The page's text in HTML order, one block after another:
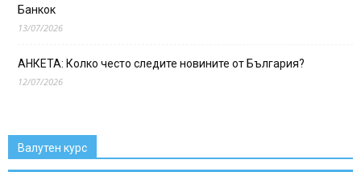
Банкок
13/07/2026
АНКЕТА: Колко често следите новините от България?
12/07/2026
Валутен курс